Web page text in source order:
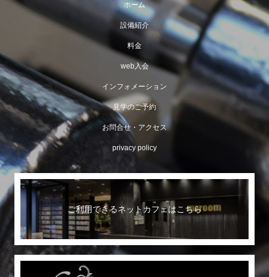
ホーム
設備紹介
料金
web入会
インフォメーション
見学のご予約
お問合せ・アクセス
privacy policy
ご利用できるネットカフェはこちら